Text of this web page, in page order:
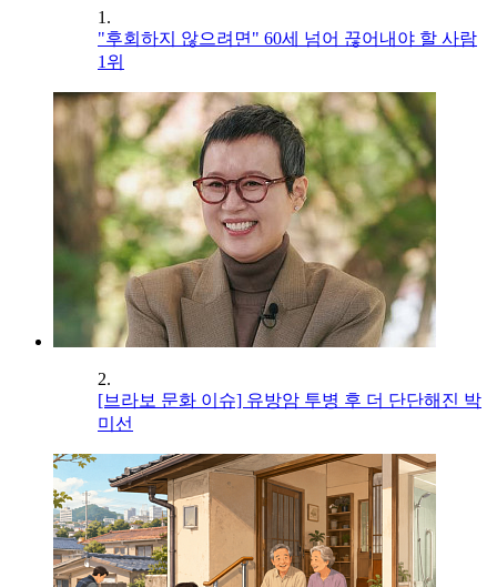
1.
"후회하지 않으려면" 60세 넘어 끊어내야 할 사람
1위
2.
[브라보 문화 이슈] 유방암 투병 후 더 단단해진 박
미선